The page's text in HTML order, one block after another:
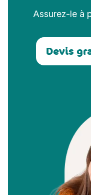
Assurez-le à
Devis